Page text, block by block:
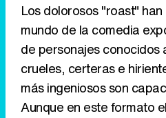
Los dolorosos "roast"
mundo de la comedia
de personajes conocidos
crueles, certeras e
más ingeniosos son
Aunque en este formato